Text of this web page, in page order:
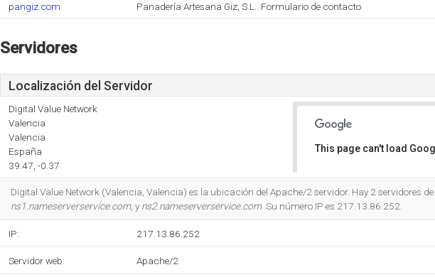
pangiz.com Panadería Artesana Giz, S.L.. Formulario de contacto
Servidores
Localización del Servidor
Digital Value Network
Valencia
Valencia
España
39.47, -0.37
This page can't load
Digital Value Network (Valencia, Valencia) es la ubicación del Apache/2 servidor. Hay 2 servidores de
ns1.nameserverservice.com, y ns2.nameserverservice.com. Su número IP es 217.13.86.252.
IP: 217.13.86.252
Servidor web: Apache/2